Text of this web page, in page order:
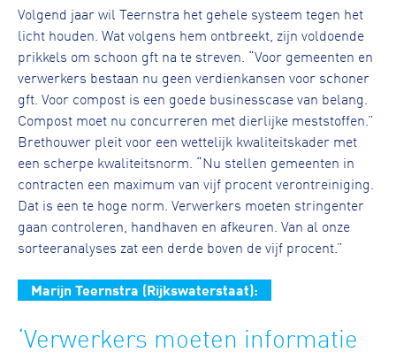
Volgend jaar wil Teernstra het gehele systeem tegen het
licht houden. Wat volgens hem ontbreekt, zijn voldoende
prikkels om schoon gft na te streven. “Voor gemeenten en
verwerkers bestaan nu geen verdienkansen voor schoner
gft. Voor compost is een goede businesscase van belang.
Compost moet nu concurreren met dierlijke meststoffen.”
Brethouwer pleit voor een wettelijk kwaliteitskader met
een scherpe kwaliteitsnorm. “Nu stellen gemeenten in
contracten een maximum van vijf procent verontreiniging.
Dat is een te hoge norm. Verwerkers moeten stringenter
gaan controleren, handhaven en afkeuren. Van al onze
sorteeranalyses zat een derde boven de vijf procent.”
Marijn Teernstra (Rijkswaterstaat):
‘Verwerkers moeten informatie